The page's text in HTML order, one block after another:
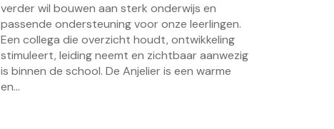
verder wil bouwen aan sterk onderwijs en
passende ondersteuning voor onze leerlingen.
Een collega die overzicht houdt, ontwikkeling
stimuleert, leiding neemt en zichtbaar aanwezig
is binnen de school. De Anjelier is een warme
en...